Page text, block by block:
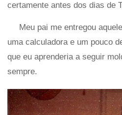
certamente antes dos dias de
Meu pai me entregou
uma calculadora e um pouco
que eu aprenderia a seguir
sempre.